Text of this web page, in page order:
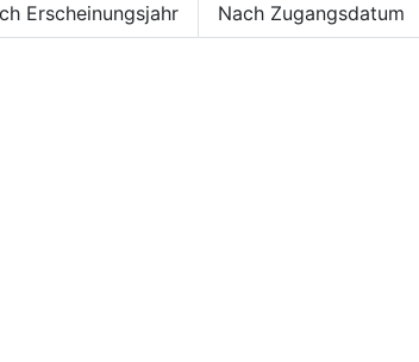
Erscheinungsjahr Nach Zugangsdatum